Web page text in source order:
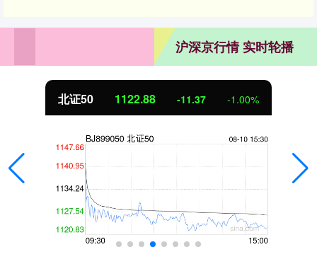
沪深京行情 实时轮播
北证50 1122.88 -11.37 -1.00%